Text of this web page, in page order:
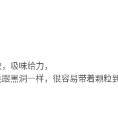
吸味给力，
黑洞一样，很容易带着颗粒